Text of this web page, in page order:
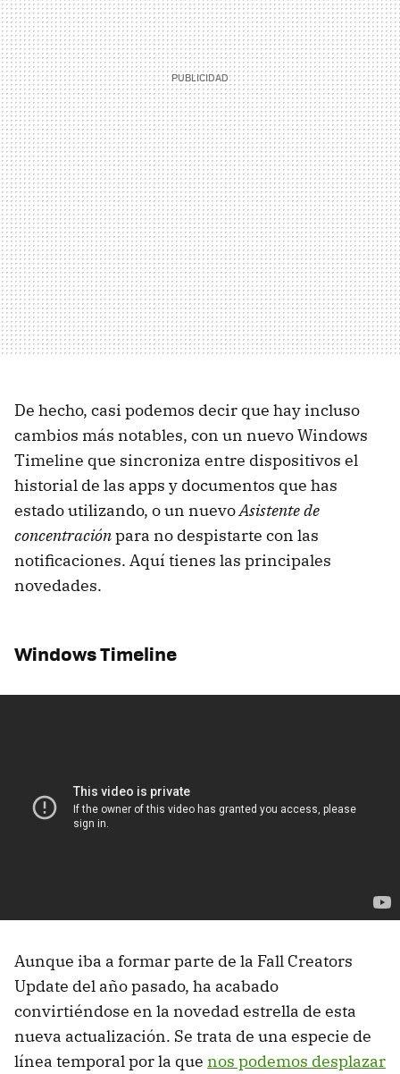
De hecho, casi podemos decir que hay incluso
cambios más notables, con un nuevo Windows
Timeline que sincroniza entre dispositivos el
historial de las apps y documentos que has
estado utilizando, o un nuevoAsistente de
concentraciónpara no despistarte con las
notificaciones. Aquí tienes las principales
novedades.
Windows Timeline
Aunque iba a formar parte de la Fall Creators
Update del año pasado, ha acabado
convirtiéndose en la novedad estrella de esta
nueva actualización. Se trata de una especie de
línea temporal por la que nos podemos desplazar